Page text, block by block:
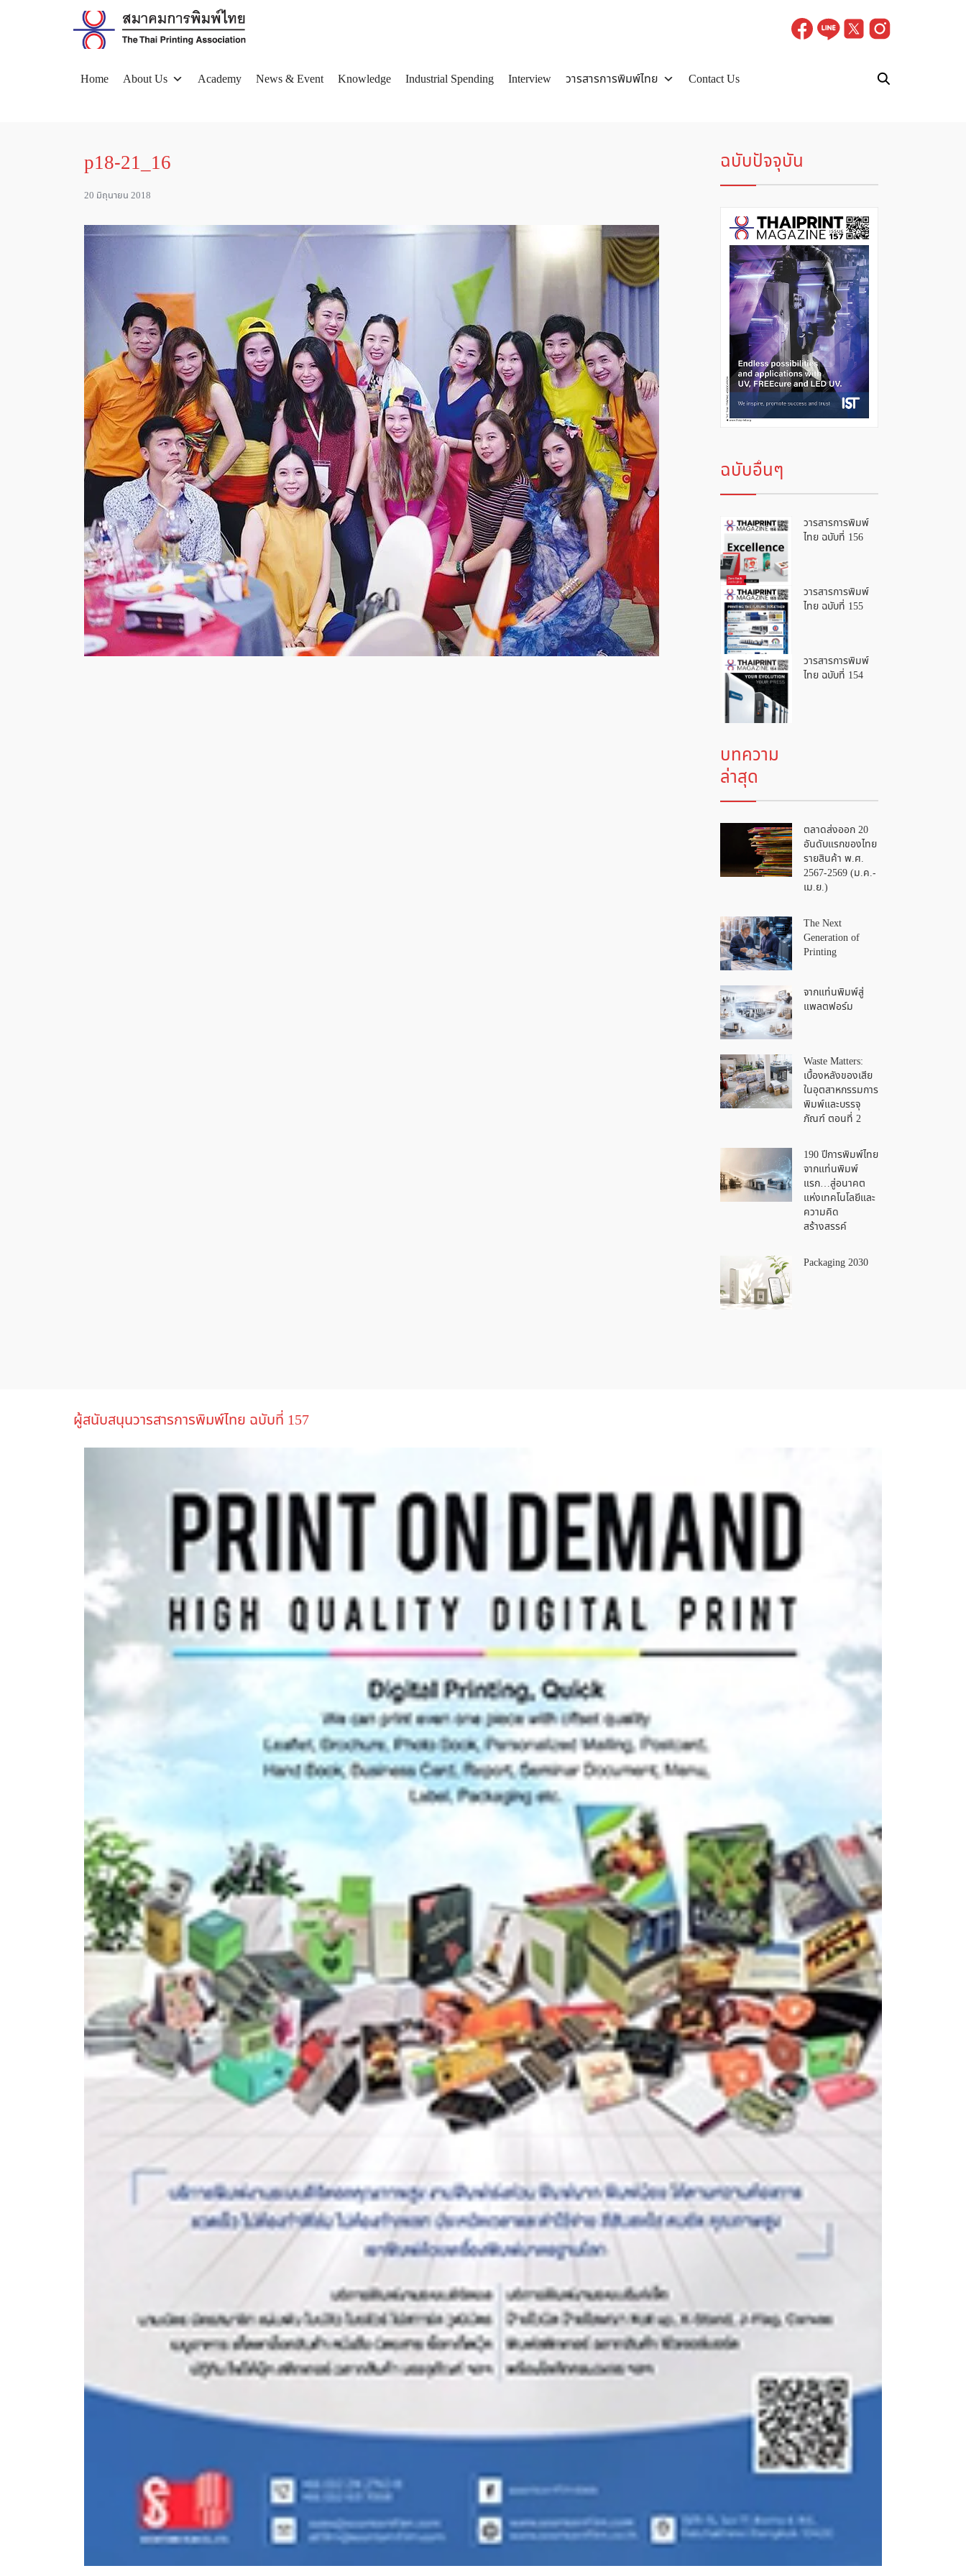
Home About Us Academy News & Event Knowledge Industrial Spending Interview วารสารการพิมพ์ไทย
Contact Us
p18-21_16
20 มิถุนายน 2018
ฉบับปัจจุบัน
ฉบับอื่นๆ
วารสารการพิมพ์
ไทย ฉบับที่ 156
วารสารการพิมพ์
ไทย ฉบับที่ 155
วารสารการพิมพ์
ไทย ฉบับที่ 154
บทความ
ล่าสุด
ตลาดส่งออก 20
อันดับแรกของไทย
รายสินค้า พ.ศ.
2567-2569 (ม.ค.-
เม.ย.)
The Next
Generation of
Printing
จากแท่นพิมพ์สู่
แพลตฟอร์ม
Waste Matters:
เบื้องหลังของเสีย
ในอุตสาหกรรมการ
พิมพ์และบรรจุ
ภัณฑ์ ตอนที่ 2
190 ปีการพิมพ์ไทย
จากแท่นพิมพ์
แรก…สู่อนาคต
แห่งเทคโนโลยีและ
ความคิด
สร้างสรรค์
Packaging 2030
ผู้สนับสนุนวารสารการพิมพ์ไทย ฉบับที่ 157